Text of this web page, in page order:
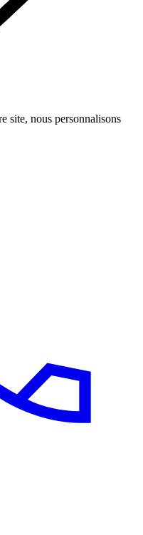
site, nous personnalisons